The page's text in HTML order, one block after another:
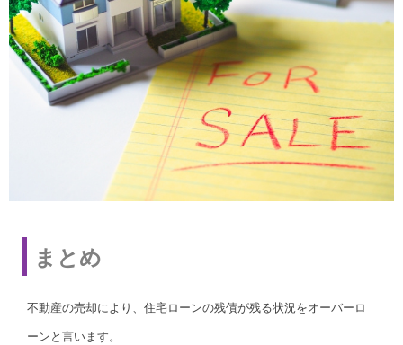
まとめ
不動産の売却により、住宅ローンの残債が残る状況をオーバーロ
ーンと言います。